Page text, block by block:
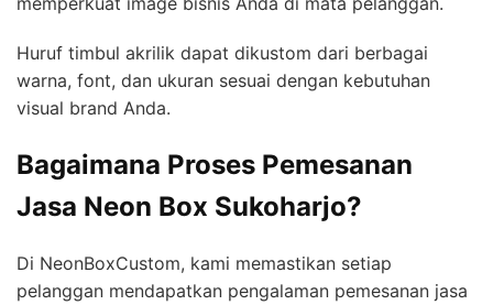
Huruf timbul akrilik dapat dikustom dari berbagai
warna, font, dan ukuran sesuai dengan kebutuhan
visual brand Anda.
Bagaimana Proses Pemesanan
Jasa Neon Box Sukoharjo?
Di NeonBoxCustom, kami memastikan setiap
pelanggan mendapatkan pengalaman pemesanan jasa